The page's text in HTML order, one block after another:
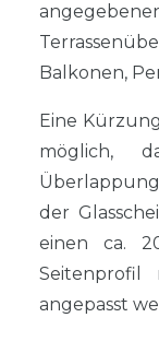
Balkonen,
Eine
möglich,
der
einen ca.
Seitenprofil
angepasst